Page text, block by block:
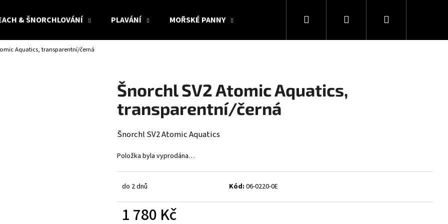
& ŠNORCHLOVÁNÍ PLAVÁNÍ MOŘSKÉ PANNY KOLEKCE SNAKESUB & DES DÁRKOVÉ
Hledat PřihlášeníNákupní
Aquatics, transparentní/černá
Šnorchl SV2 Atomic Aquatics,
transparentní/černá
Šnorchl SV2 Atomic Aquatics
Položka byla vyprodána…
do 2 dnů Kód: 06-0220-0E
1 780 Kč
Co potřebujete najít?
HLEDAT